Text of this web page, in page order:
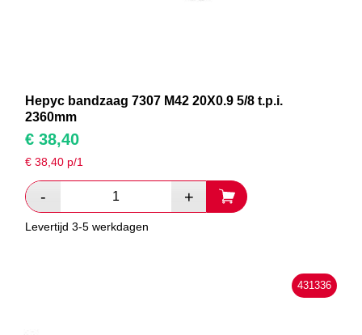
Hepyc bandzaag 7307 M42 20X0.9 5/8 t.p.i.
2360mm
€ 38,40
€38,40 p/1
Levertijd 3-5 werkdagen
431336